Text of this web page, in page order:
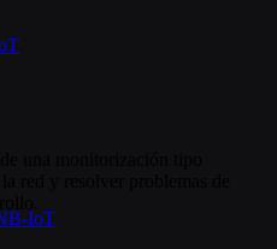
IoT
una monitorización tipo
red y resolver problemas de